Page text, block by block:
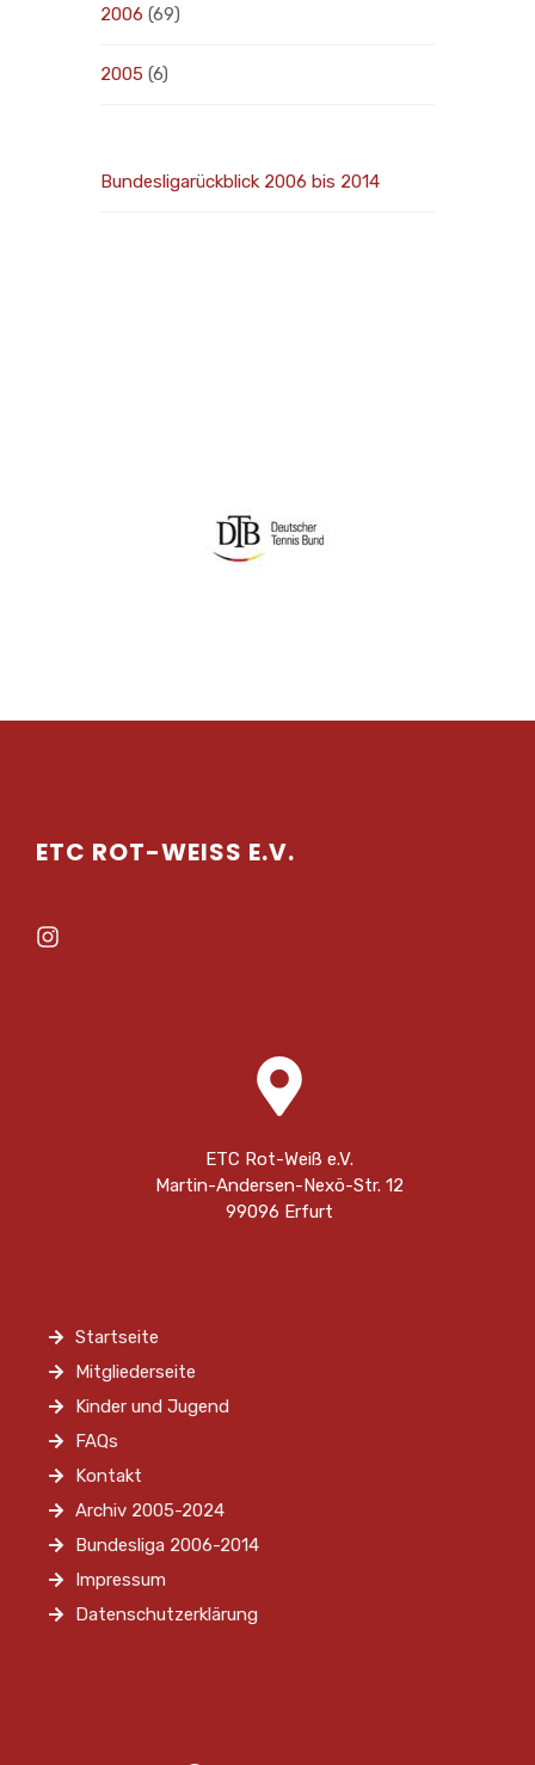
2006 (69)
2005 (6)
Bundesligarückblick 2006 bis 2014
ETC ROT-WEISS E.V.
ETC Rot-Weiß e.V.
Martin-Andersen-Nexö-Str. 12
99096 Erfurt
Startseite
Mitgliederseite
Kinder und Jugend
FAQs
Kontakt
Archiv 2005-2024
Bundesliga 2006-2014
Impressum
Datenschutzerklärung